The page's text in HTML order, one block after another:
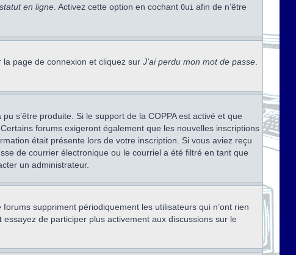
en ligne . Activez cette option en cochant Oui afin de n’être
page de connexion et cliquez sur J’ai perdu mon mot de passe
s’être produite. Si le support de la COPPA est activé et que
forums exigeront également que les nouvelles inscriptions
était présente lors de votre inscription. Si vous aviez reçu
de courrier électronique ou le courriel a été filtré en tant que
un administrateur.
suppriment périodiquement les utilisateurs qui n’ont rien
de participer plus activement aux discussions sur le